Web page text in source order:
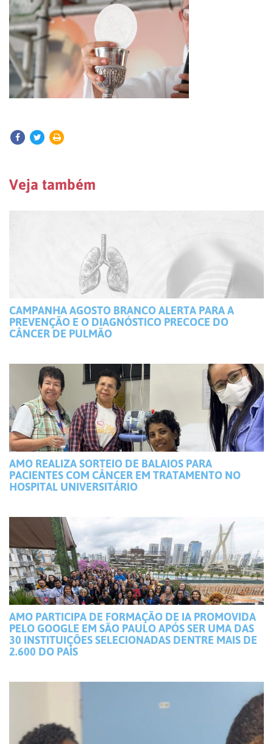
Veja também
CAMPANHA AGOSTO BRANCO ALERTA PARA A
PREVENÇÃO E O DIAGNÓSTICO PRECOCE DO
CÂNCER DE PULMÃO
AMO REALIZA SORTEIO DE BALAIOS PARA
PACIENTES COM CÂNCER EM TRATAMENTO NO
HOSPITAL UNIVERSITÁRIO
AMO PARTICIPA DE FORMAÇÃO DE IA PROMOVIDA
PELO GOOGLE EM SÃO PAULO APÓS SER UMA DAS
30 INSTITUIÇÕES SELECIONADAS DENTRE MAIS DE
2.600 DO PAÍS